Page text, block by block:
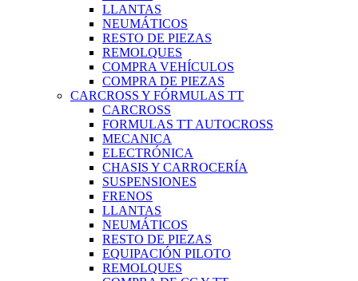
LLANTAS
NEUMÁTICOS
RESTO DE PIEZAS
REMOLQUES
COMPRA VEHÍCULOS
COMPRA DE PIEZAS
CARCROSS Y FÓRMULAS TT
CARCROSS
FORMULAS TT AUTOCROSS
MECANICA
ELECTRÓNICA
CHASIS Y CARROCERÍA
SUSPENSIONES
FRENOS
LLANTAS
NEUMÁTICOS
RESTO DE PIEZAS
EQUIPACIÓN PILOTO
REMOLQUES